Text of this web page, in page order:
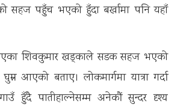
सहज पहुँच भएको हुँदा बर्खामा पनि यहाँ
शिवकुमार खड्काले सडक सहज भएको
आएको बताए। लोकमार्गमा यात्रा गर्दा
हुँदै पातीहाल्नेसम्म अनेकौं सुन्दर दृश्य